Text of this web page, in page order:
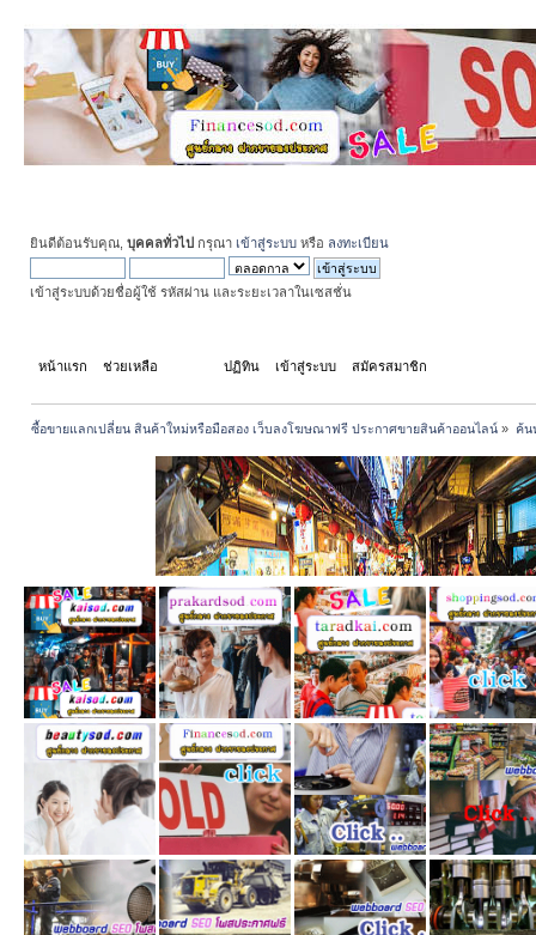
ยินดีต้อนรับคุณ, บุคคลทั่วไป กรุณา เข้าสู่ระบบ หรือ ลงทะเบียน
เข้าสู่ระบบด้วยชื่อผู้ใช้ รหัสผ่าน และระยะเวลาในเซสชั่น
หน้าแรก ช่วยเหลือ ปฏิทิน เข้าสู่ระบบ สมัครสมาชิก
ซื้อขายแลกเปลี่ยน สินค้าใหม่หรือมือสอง เว็บลงโฆษณาฟรี ประกาศขายสินค้าออนไลน์ » ค้น